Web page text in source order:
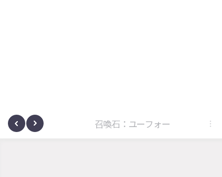
サノヴァ 召喚石：ユーフォー